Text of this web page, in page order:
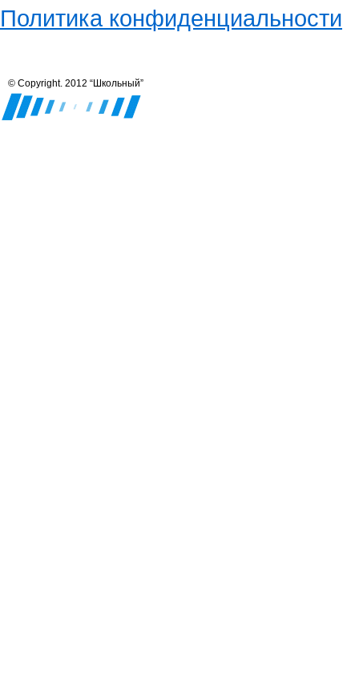
Политика конфиденциальности
© Copyright. 2012 “Школьный”